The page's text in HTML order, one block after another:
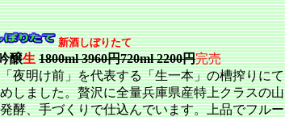
新酒しぼりたて
醸生 1800ml 3960円720ml 2200円完売
夜明け前」を代表する「生一本」の槽搾りにて
しました。贅沢に全量兵庫県産特上クラスの山
酵、手づくりで仕込んでいます。上品でフルー